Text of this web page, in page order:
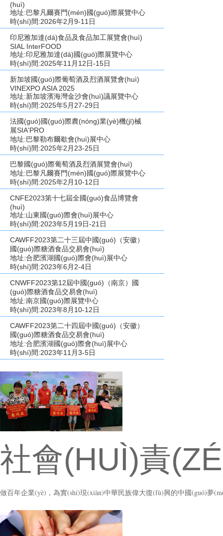
(huì)
地址:巴黎凡爾賽門(mén)國(guó)際展覽中心
時(shí)間:2026年2月9-11日
印尼雅加達(dá)食品及食品加工展覽會(huì)
SIAL InterFOOD
地址:印尼雅加達(dá)國(guó)際展覽中心
時(shí)間:2025年11月12日-15日
新加坡國(guó)際葡萄酒及烈酒展覽會(huì)
VINEXPO ASIA 2025
地址:新加坡濱海灣金沙會(huì)議展覽中心
時(shí)間:2025年5月27-29日
法國(guó)國(guó)際農(nóng)業(yè)機(jī)械
展SIA'PRO
地址:巴黎勒布爾歇會(huì)展中心
時(shí)間:2025年2月23-25日
巴黎國(guó)際葡萄酒及烈酒展覽會(huì)
地址:巴黎凡爾賽門(mén)國(guó)際展覽中心
時(shí)間:2025年2月10-12日
CNFE2023第十七屆全國(guó)食品博覽會
(huì)
地址:山東國(guó)際會(huì)展中心
時(shí)間:2023年5月19日-21日
CAWFF2023第二十三屆中國(guó)（安徽）
國(guó)際糖酒食品交易會(huì)
地址:合肥濱湖國(guó)際會(huì)展中心
時(shí)間:2023年6月2-4日
CNWFF2023第12屆中國(guó)（南京）國
(guó)際糖酒食品交易會(huì)
地址:南京國(guó)際展覽中心
時(shí)間:2023年8月10-12日
CAWFF2023第二十四屆中國(guó)（安徽）
國(guó)際糖酒食品交易會(huì)
地址:合肥濱湖國(guó)際會(huì)展中心
時(shí)間:2023年11月3-5日
社會(HUÌ)責
做百年企業(yè)，為實(shí)現(xiàn)中華民族偉大復(fù)興的中國(guó)夢